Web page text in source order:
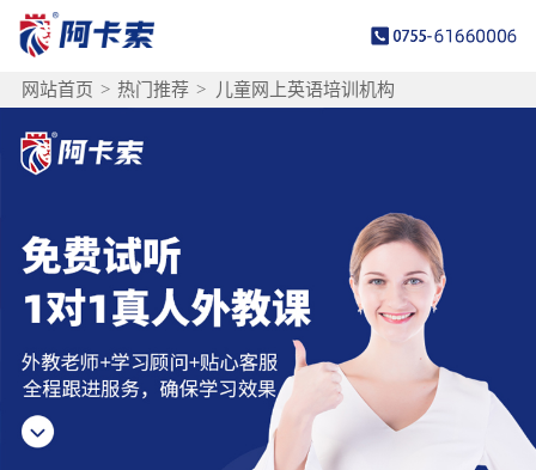
网站首页 > 热门推荐 > 儿童网上英语培训机构